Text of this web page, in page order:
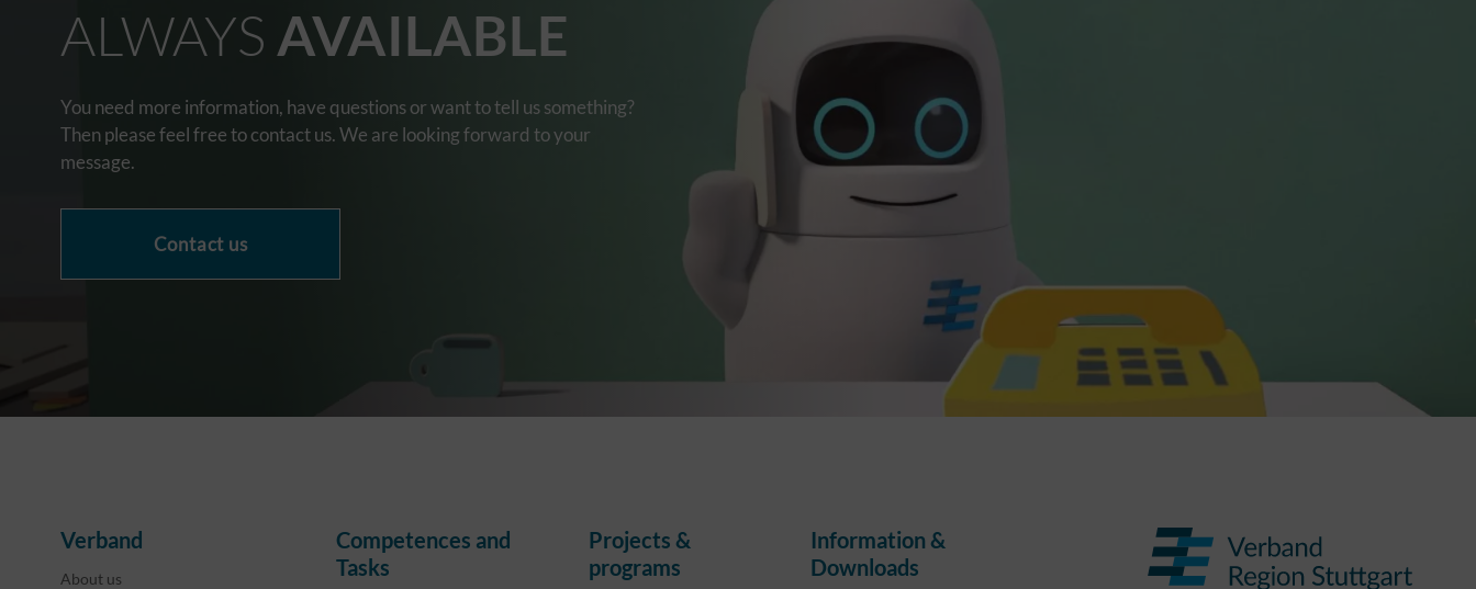
ALWAYS AVAILABLE
You need more information, have questions or want to tell us something?
Then please feel free to contact us. We are looking forward to your
message.
Contact us
Verband
About us
Competences and
Tasks
Projects &
programs
Information &
Downloads